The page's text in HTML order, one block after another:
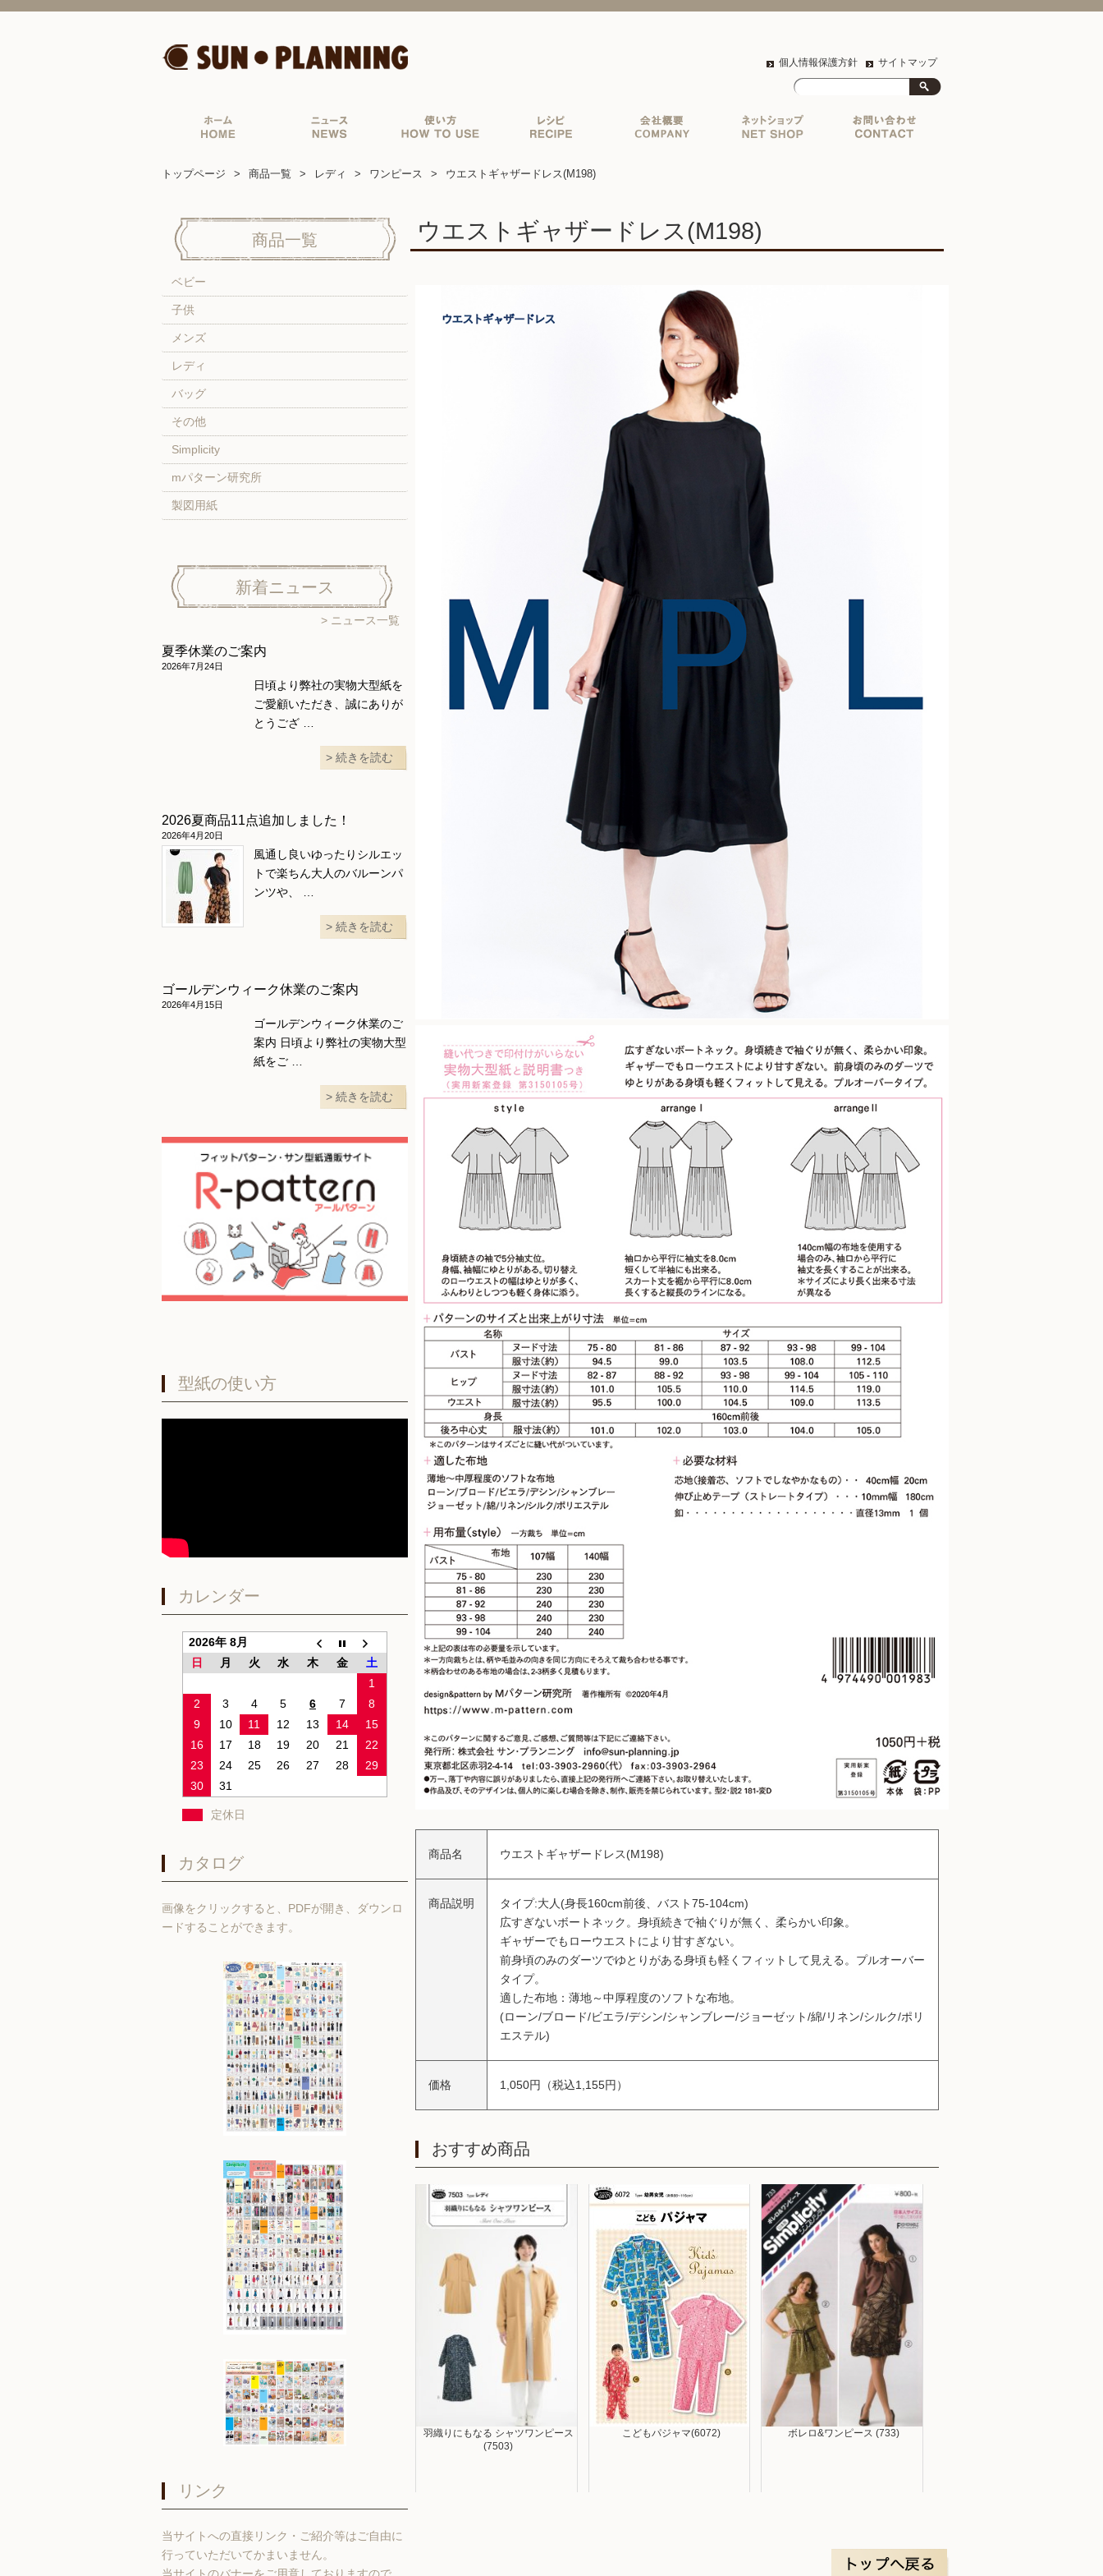
個人情報保護方針 サイトマップ
トップページ 商品一覧 レディ ワンピース ウエストギャザードレス(M198)
ウエストギャザードレス(M198)
商品名 ウエストギャザードレス(M198)
商品説明
タイプ:大人(身長160cm前後、バスト75-104cm)
広すぎないボートネック。身頃続きで袖ぐりが無く、柔らかい印象。
ギャザーでもローウエストにより甘すぎない。
前身頃のみのダーツでゆとりがある身頃も軽くフィットして見える。プルオーバー
タイプ。
適した布地：薄地～中厚程度のソフトな布地。
(ローン/ブロード/ビエラ/デシン/シャンブレー/ジョーゼット/綿/リネン/シルク/ポリ
エステル)
価格 1,050円（税込1,155円）
おすすめ商品
羽織りにもなる シャツワンピース
(7503)
こどもパジャマ(6072) ボレロ&ワンピース (733)
商品一覧
ベビー
子供
メンズ
レディ
バッグ
その他
Simplicity
mパターン研究所
製図用紙
新着ニュース
ニュース一覧
夏季休業のご案内
2026年7月24日
日頃より弊社の実物大型紙を
ご愛顧いただき、誠にありが
とうござ …
続きを読む
2026夏商品11点追加しました！
2026年4月20日
風通し良いゆったりシルエッ
トで楽ちん大人のバルーンパ
ンツや、 …
続きを読む
ゴールデンウィーク休業のご案内
2026年4月15日
ゴールデンウィーク休業のご
案内 日頃より弊社の実物大型
紙をご …
続きを読む
型紙の使い方
カレンダー
2026年 8月
日
月 火 水 木 金
土
1
2
3 4 5 6 7
8
9
10 11 12 13 14
15
16
17 18 19 20 21
22
23
24 25 26 27 28
29
30
31
定休日
カタログ
画像をクリックすると、PDFが開き、ダウンロ
ードすることができます。
リンク
当サイトへの直接リンク・ご紹介等はご自由に
行っていただいてかまいません。